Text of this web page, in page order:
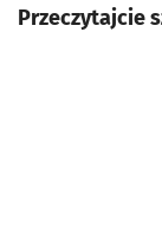
Przeczytajcie